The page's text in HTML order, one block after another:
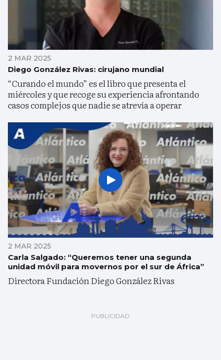
2 MAR 2025
Diego González Rivas: cirujano mundial
“Curando el mundo” es el libro que presenta el
miércoles y que recoge su experiencia afrontando
casos complejos que nadie se atrevía a operar
2 MAR 2025
Carla Salgado: “Queremos tener una segunda
unidad móvil para movernos por el sur de África”
Directora Fundación Diego González Rivas